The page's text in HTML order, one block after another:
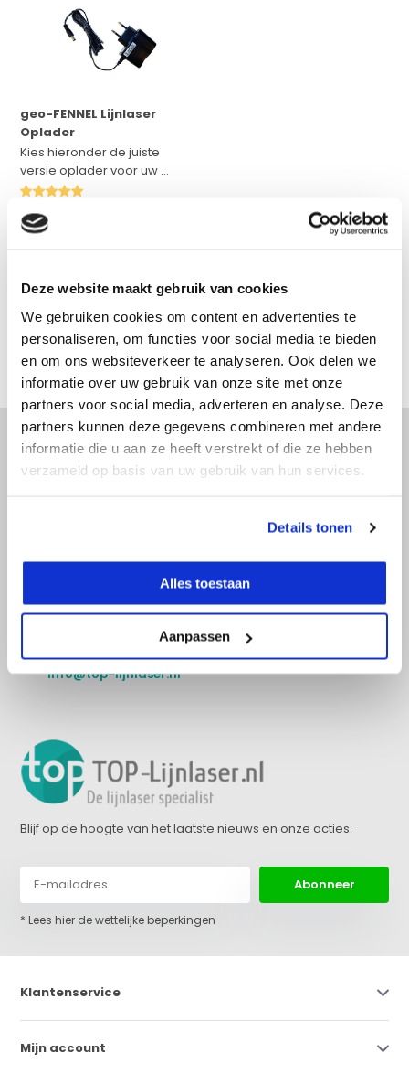
Deze website maakt gebruik van cookies
We gebruiken cookies om content en advertenties te
personaliseren, om functies voor social media te bieden
en om ons websiteverkeer te analyseren. Ook delen we
informatie over uw gebruik van onze site met onze
partners voor social media, adverteren en analyse. Deze
partners kunnen deze gegevens combineren met andere
informatie die u aan ze heeft verstrekt of die ze hebben
verzameld op basis van uw gebruik van hun services.
Details tonen
Alles toestaan
Aanpassen
geo-FENNEL Lijnlaser
Oplader
Kies hieronder de juiste
versie oplader voor uw ...
Vergelijk
Op voorraad
Bekijken
Doe onze online keuzehulp
+31 (0)36 522 68 03
info@top-lijnlaser.nl
Blijf op de hoogte van het laatste nieuws en onze acties:
Abonneer
* Lees hier de wettelijke beperkingen
Klantenservice
Mijn account